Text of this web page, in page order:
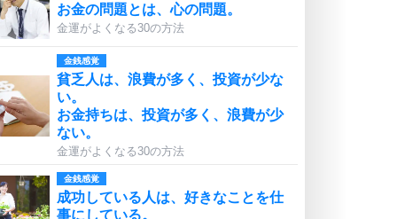
お金の問題とは、心の問題。
金運がよくなる30の方法
金銭感覚
貧乏人は、浪費が多く、投資が少な
い。
お金持ちは、投資が多く、浪費が少
ない。
金運がよくなる30の方法
金銭感覚
成功している人は、好きなことを仕
事にしている。